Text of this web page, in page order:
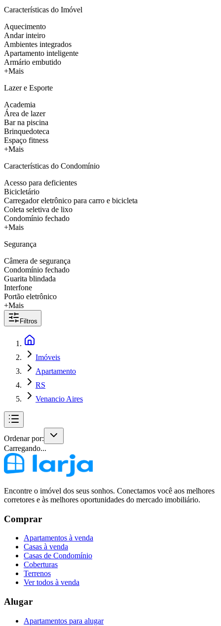
Características do Imóvel
Aquecimento
Andar inteiro
Ambientes integrados
Apartamento inteligente
Armário embutido
+Mais
Lazer e Esporte
Academia
Área de lazer
Bar na piscina
Brinquedoteca
Espaço fitness
+Mais
Características do Condomínio
Acesso para deficientes
Bicicletário
Carregador eletrônico para carro e bicicleta
Coleta seletiva de lixo
Condomínio fechado
+Mais
Segurança
Câmera de segurança
Condomínio fechado
Guarita blindada
Interfone
Portão eletrônico
+Mais
Filtros
Imóveis
Apartamento
RS
Venancio Aires
Ordenar por:
Carregando...
Encontre o imóvel dos seus sonhos. Conectamos você aos melhores
corretores e às melhores oportunidades do mercado imobiliário.
Comprar
Apartamentos à venda
Casas à venda
Casas de Condomínio
Coberturas
Terrenos
Ver todos à venda
Alugar
Apartamentos para alugar